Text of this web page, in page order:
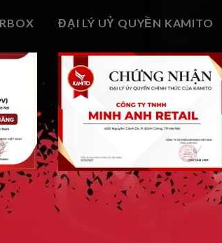
ĐẠI LÝ UỶ QUYỀN KAMITO